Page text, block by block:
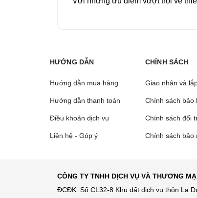
HƯỚNG DẪN
Hướng dẫn mua hàng
Hướng dẫn thanh toán
Điều khoản dịch vụ
Liên hệ - Góp ý
CHÍNH SÁCH
Giao nhận và
Chính sách bảo
Chính sách đổi
Chính sách bảo
CÔNG TY TNHH DỊCH VỤ VÀ THƯƠNG
ĐCĐK: Số CL32-8 Khu đất dịch vụ thôn La